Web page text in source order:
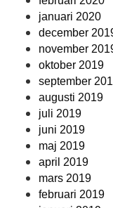
januari 2020
december
november
oktober 2019
september
augusti 2019
juli 2019
juni 2019
maj 2019
april 2019
mars 2019
februari 2019